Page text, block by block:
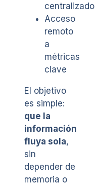
centralizado
Acceso
remoto
a
métricas
clave
El objetivo
es simple:
que la
información
fluya sola,
sin
depender de
memoria o